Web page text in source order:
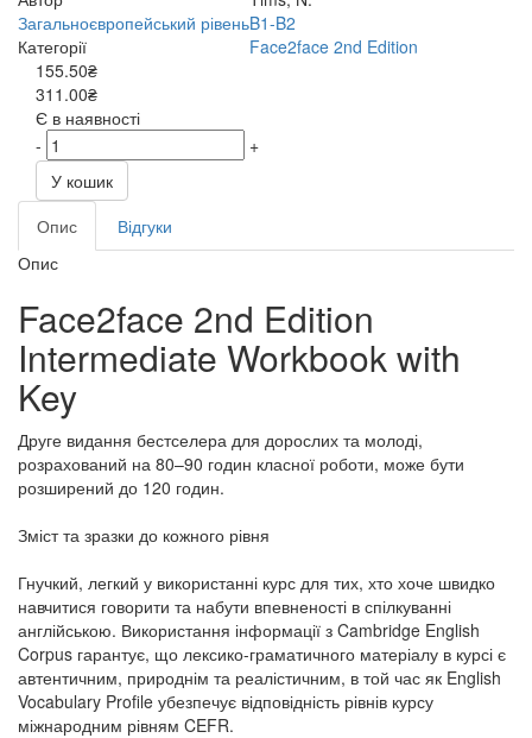
Загальноєвропейський рівеньB1-B2
Категорії
Face2face 2nd Edition
155.50₴
311.00₴
Є в наявності
-
+
У кошик
Опис
Відгуки
Опис
Face2face 2nd Edition
Intermediate Workbook with
Key
Друге видання бестселера для дорослих та молоді,
розрахований на 80–90 годин класної роботи, може бути
розширений до 120 годин.
Зміст та зразки до кожного рівня
Гнучкий, легкий у використанні курс для тих, хто хоче швидко
навчитися говорити та набути впевненості в спілкуванні
англійською. Використання інформації з Cambridge English
Corpus гарантує, що лексико-граматичного матеріалу в курсі є
автентичним, природнім та реалістичним, в той час як English
Vocabulary Profile убезпечує відповідність рівнів курсу
міжнародним рівням CEFR.